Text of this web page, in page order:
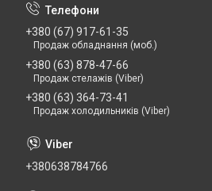
+380 (67) 917-61-35
Продаж обладнання (моб.)
+380 (63) 878-47-66
Продаж стелажів (Viber)
+380 (63) 364-73-41
Продаж холодильників (Viber)
+380638784766